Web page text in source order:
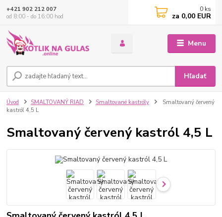
Menu
Hľadať
+421 902 212 007
od 8:00 - do 16:00 hod
0 ks
za 0,00 EUR
Úvod SMALTOVANÝ RIAD Smaltované kastróly
Smaltovaný červený
kastról 4,5 L
Smaltovaný červený kastról 4,5 L